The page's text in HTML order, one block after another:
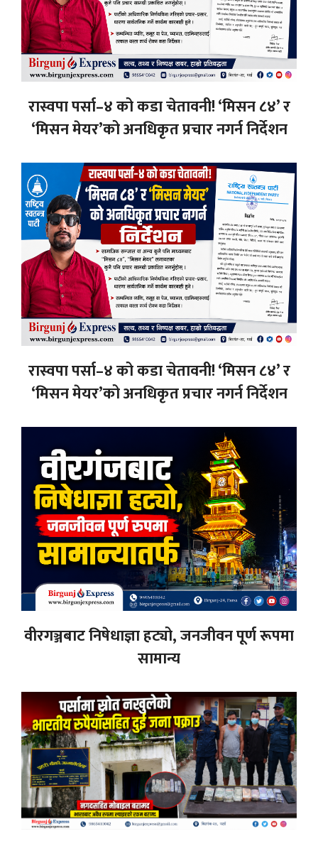
रास्वपा पर्सा–४ को कडा चेतावनी! ‘मिसन ८४’ र
‘मिसन मेयर’को अनधिकृत प्रचार नगर्न निर्देशन
रास्वपा पर्सा–४ को कडा चेतावनी! ‘मिसन ८४’ र
‘मिसन मेयर’को अनधिकृत प्रचार नगर्न निर्देशन
वीरगञ्जबाट निषेधाज्ञा हट्यो, जनजीवन पूर्ण रूपमा
सामान्य